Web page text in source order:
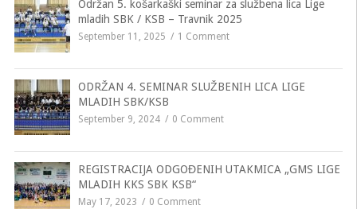
Održan 5. košarkaški seminar za službena lica Lige
mladih SBK / KSB – Travnik 2025
September 11, 2025 1 Comment
ODRŽAN 4. SEMINAR SLUŽBENIH LICA LIGE
MLADIH SBK/KSB
September 9, 2024 0 Comment
REGISTRACIJA ODGOĐENIH UTAKMICA „GMS LIGE
MLADIH KKS SBK KSB“
May 17, 2023 0 Comment